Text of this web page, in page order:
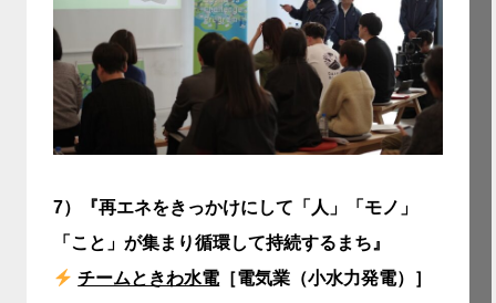
7）
『再エネをきっかけにして「人」「モノ」
「こと」が集まり循環して持続するまち』
チームときわ水電［電気業（小水力発電）］